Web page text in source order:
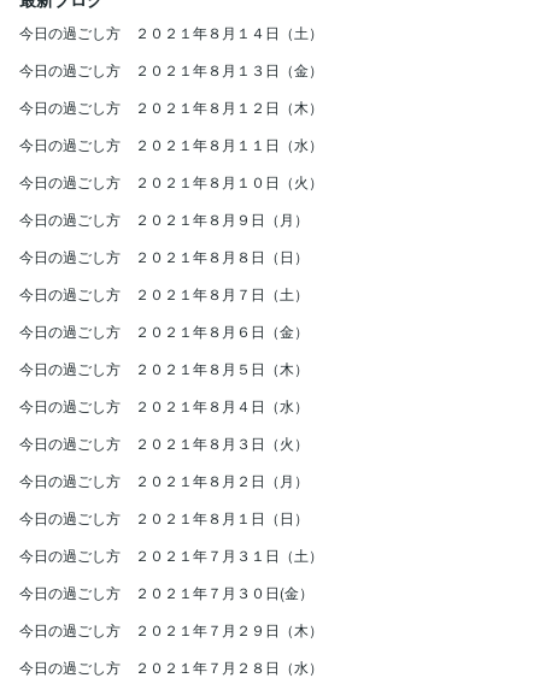
今日の過ごし方 ２０２１年８月１４日（土）
今日の過ごし方 ２０２１年８月１３日（金）
今日の過ごし方 ２０２１年８月１２日（木）
今日の過ごし方 ２０２１年８月１１日（水）
今日の過ごし方 ２０２１年８月１０日（火）
今日の過ごし方 ２０２１年８月９日（月）
今日の過ごし方 ２０２１年８月８日（日）
今日の過ごし方 ２０２１年８月７日（土）
今日の過ごし方 ２０２１年８月６日（金）
今日の過ごし方 ２０２１年８月５日（木）
今日の過ごし方 ２０２１年８月４日（水）
今日の過ごし方 ２０２１年８月３日（火）
今日の過ごし方 ２０２１年８月２日（月）
今日の過ごし方 ２０２１年８月１日（日）
今日の過ごし方 ２０２１年７月３１日（土）
今日の過ごし方 ２０２１年７月３０日(金）
今日の過ごし方 ２０２１年７月２９日（木）
今日の過ごし方 ２０２１年７月２８日（水）